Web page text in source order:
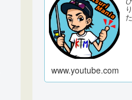
www.youtube.com